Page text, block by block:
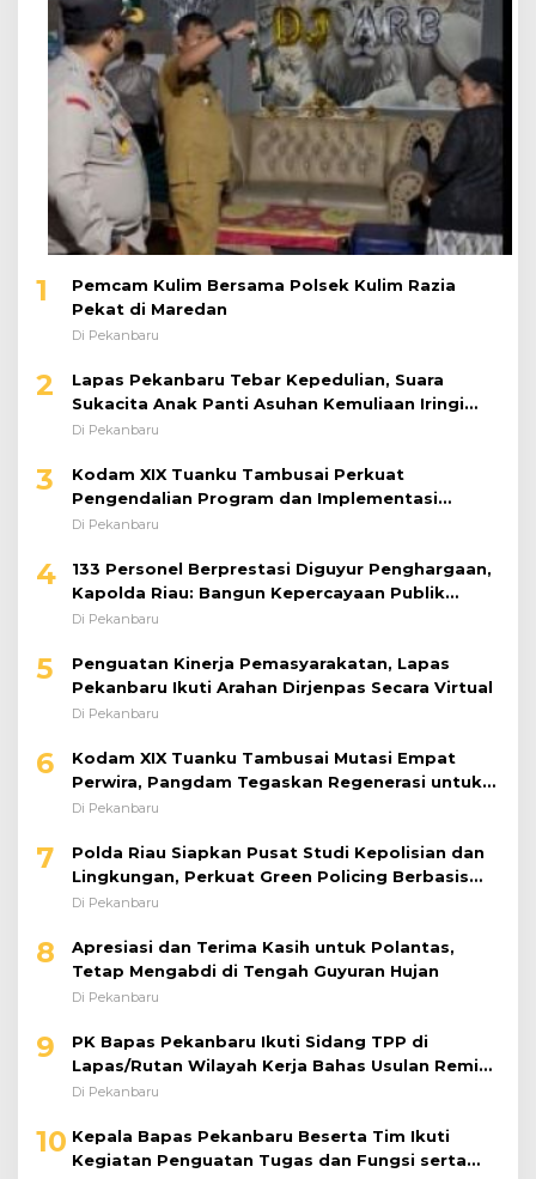
1
Pemcam Kulim Bersama Polsek Kulim Razia
Pekat di Maredan
Di Pekanbaru
2
Lapas Pekanbaru Tebar Kepedulian, Suara
Sukacita Anak Panti Asuhan Kemuliaan Iringi
Bantuan Sosial
Di Pekanbaru
3
Kodam XIX Tuanku Tambusai Perkuat
Pengendalian Program dan Implementasi
Doktrin TNI AD
Di Pekanbaru
4
133 Personel Berprestasi Diguyur Penghargaan,
Kapolda Riau: Bangun Kepercayaan Publik
dengan Karya Nyata
Di Pekanbaru
5
Penguatan Kinerja Pemasyarakatan, Lapas
Pekanbaru Ikuti Arahan Dirjenpas Secara Virtual
Di Pekanbaru
6
Kodam XIX Tuanku Tambusai Mutasi Empat
Perwira, Pangdam Tegaskan Regenerasi untuk
Perkuat Kinerja Satuan
Di Pekanbaru
7
Polda Riau Siapkan Pusat Studi Kepolisian dan
Lingkungan, Perkuat Green Policing Berbasis
Riset
Di Pekanbaru
8
Apresiasi dan Terima Kasih untuk Polantas,
Tetap Mengabdi di Tengah Guyuran Hujan
Di Pekanbaru
9
PK Bapas Pekanbaru Ikuti Sidang TPP di
Lapas/Rutan Wilayah Kerja Bahas Usulan Remisi
Umum Jelang Hari Kemerdekaan
Di Pekanbaru
10 Kepala Bapas Pekanbaru Beserta Tim Ikuti
Kegiatan Penguatan Tugas dan Fungsi serta